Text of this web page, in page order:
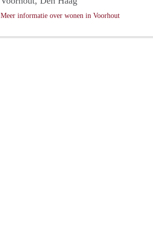
Meer informatie over wonen in Voorhout